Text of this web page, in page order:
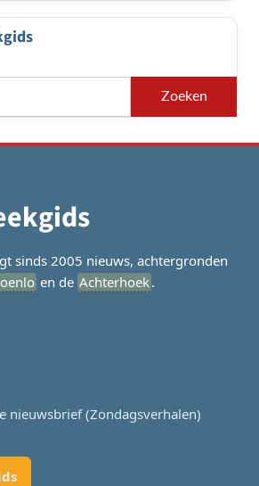
sinds 2005 nieuws, achtergronden
en de Achterhoek.
nieuwsbrief (Zondagsverhalen)